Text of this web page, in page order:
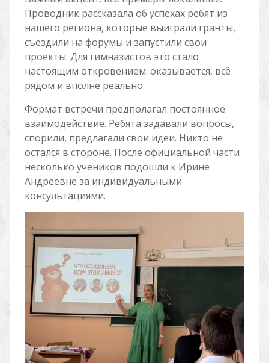
Проводник рассказала об успехах ребят из
нашего региона, которые выиграли гранты,
съездили на форумы и запустили свои
проекты. Для гимназистов это стало
настоящим откровением: оказывается, всё
рядом и вполне реально.
Формат встречи предполагал постоянное
взаимодействие. Ребята задавали вопросы,
спорили, предлагали свои идеи. Никто не
остался в стороне. После официальной части
несколько учеников подошли к Ирине
Андреевне за индивидуальными
консультациями.